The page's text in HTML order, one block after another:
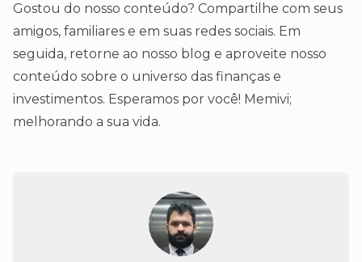
Gostou do nosso conteúdo? Compartilhe com seus
amigos, familiares e em suas redes sociais. Em
seguida, retorne ao nosso blog e aproveite nosso
conteúdo sobre o universo das finanças e
investimentos. Esperamos por você! Memivi;
melhorando a sua vida.